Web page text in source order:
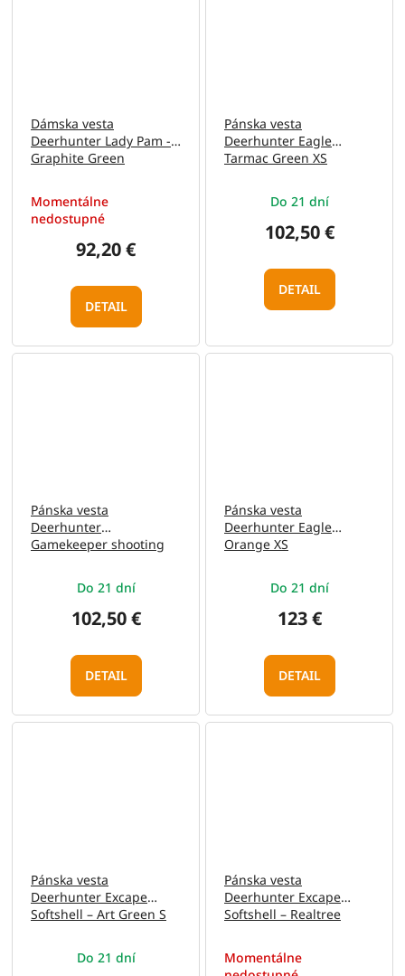
Dámska vesta
Deerhunter Lady Pam -
Graphite Green
Momentálne
nedostupné
92,20 €
DETAIL
Pánska vesta
Deerhunter Eagle
Tarmac Green XS
Do 21 dní
102,50 €
DETAIL
Pánska vesta
Deerhunter
Gamekeeper shooting
Do 21 dní
102,50 €
DETAIL
Pánska vesta
Deerhunter Eagle
Orange XS
Do 21 dní
123 €
DETAIL
Pánska vesta
Deerhunter Excape
Softshell – Art Green S
Do 21 dní
Pánska vesta
Deerhunter Excape
Softshell – Realtree
Momentálne